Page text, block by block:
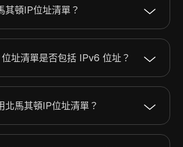
93.95.70.255
91.226.21.255
512
91.230.219.255
256
91.220.95.255
256
其頓IP位址清單？
址清單是否包括 IPv6 位址？
北馬其頓IP位址清單？